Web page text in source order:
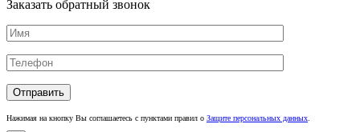
Заказать обратный звонок
Нажимая на кнопку Вы соглашаетесь с пунктами правил о Защите персональных данных.